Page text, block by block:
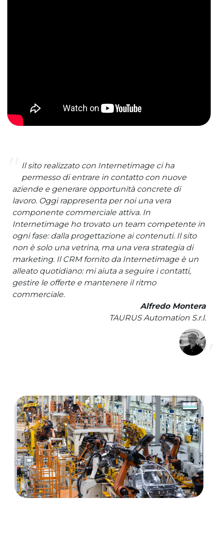
Il sito realizzato con Internetimage ci ha
permesso di entrare in contatto con nuove
aziende e generare opportunità concrete di
lavoro. Oggi rappresenta per noi una vera
componente commerciale attiva. In
Internetimage ho trovato un team competente in
ogni fase: dalla progettazione ai contenuti. Il sito
non è solo una vetrina, ma una vera strategia di
marketing. Il CRM fornito da Internetimage è un
alleato quotidiano: mi aiuta a seguire i contatti,
gestire le offerte e mantenere il ritmo
commerciale.
Alfredo Montera
TAURUS Automation S.r.l.